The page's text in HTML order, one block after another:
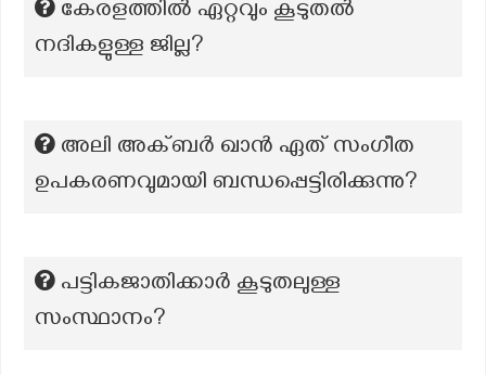
കേരളത്തിൽ ഏറ്റവും കൂടുതൽ
നദികളുള്ള ജില്ല?
അലി അക്ബർ ഖാൻ ഏത് സംഗീത
ഉപകരണവുമായി ബന്ധപ്പെട്ടിരിക്കുന്നു?
പട്ടികജാതിക്കാർ കൂടുതലുള്ള
സംസ്ഥാനം?